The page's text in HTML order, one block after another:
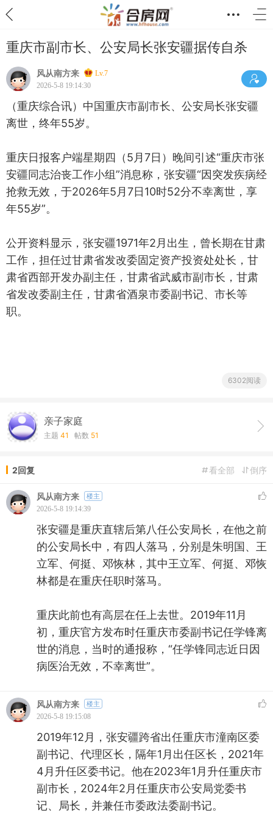
重庆市副市长、公安局长张安疆据传自杀
风从南方来
Lv.7
2026-5-8 19:14:30
（重庆综合讯）中国重庆市副市长、公安局长张安疆
离世，终年55岁。
重庆日报客户端星期四（5月7日）晚间引述“重庆市张
安疆同志治丧工作小组”消息称，张安疆“因突发疾病经
抢救无效，于2026年5月7日10时52分不幸离世，享
年55岁”。
公开资料显示，张安疆1971年2月出生，曾长期在甘肃
工作，担任过甘肃省发改委固定资产投资处处长，甘
肃省西部开发办副主任，甘肃省武威市副市长，甘肃
省发改委副主任，甘肃省酒泉市委副书记、市长等
职。
6302阅读
亲子家庭
主题 41 帖数 51
2回复 倒序
看全部
风从南方来 楼主
2026-5-8 19:14:39
张安疆是重庆直辖后第八任公安局长，在他之前
的公安局长中，有四人落马，分别是朱明国、王
立军、何挺、邓恢林，其中王立军、何挺、邓恢
林都是在重庆任职时落马。
重庆此前也有高层在任上去世。2019年11月
初，重庆官方发布时任重庆市委副书记任学锋离
世的消息，当时的通报称，“任学锋同志近日因
病医治无效，不幸离世”。
风从南方来 楼主
2026-5-8 19:15:08
2019年12月，张安疆跨省出任重庆市潼南区委
副书记、代理区长，隔年1月出任区长，2021年
4月升任区委书记。他在2023年1月升任重庆市
副市长，2024年2月任重庆市公安局党委书
记、局长，并兼任市委政法委副书记。